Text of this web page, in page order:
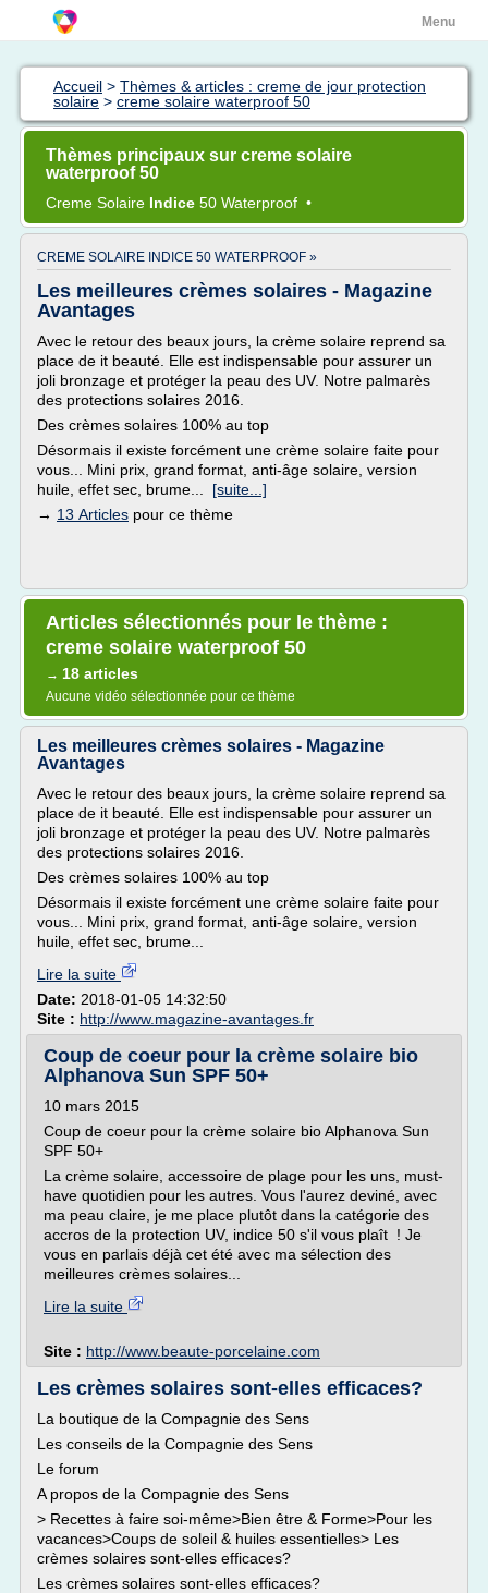
Menu
Accueil > Thèmes & articles : creme de jour protection
solaire > creme solaire waterproof 50
Thèmes principaux sur creme solaire
waterproof 50
Creme Solaire Indice 50 Waterproof •
CREME SOLAIRE INDICE 50 WATERPROOF »
Les meilleures crèmes solaires - Magazine
Avantages
Avec le retour des beaux jours, la crème solaire reprend sa
place de it beauté. Elle est indispensable pour assurer un
joli bronzage et protéger la peau des UV. Notre palmarès
des protections solaires 2016.
Des crèmes solaires 100% au top
Désormais il existe forcément une crème solaire faite pour
vous... Mini prix, grand format, anti-âge solaire, version
huile, effet sec, brume... [suite...]
→ 13 Articles pour ce thème
Articles sélectionnés pour le thème :
creme solaire waterproof 50
→ 18 articles
Aucune vidéo sélectionnée pour ce thème
Les meilleures crèmes solaires - Magazine
Avantages
Avec le retour des beaux jours, la crème solaire reprend sa
place de it beauté. Elle est indispensable pour assurer un
joli bronzage et protéger la peau des UV. Notre palmarès
des protections solaires 2016.
Des crèmes solaires 100% au top
Désormais il existe forcément une crème solaire faite pour
vous... Mini prix, grand format, anti-âge solaire, version
huile, effet sec, brume...
Lire la suite
Date: 2018-01-05 14:32:50
Site : http://www.magazine-avantages.fr
Coup de coeur pour la crème solaire bio
Alphanova Sun SPF 50+
10 mars 2015
Coup de coeur pour la crème solaire bio Alphanova Sun
SPF 50+
La crème solaire, accessoire de plage pour les uns, must-
have quotidien pour les autres. Vous l'aurez deviné, avec
ma peau claire, je me place plutôt dans la catégorie des
accros de la protection UV, indice 50 s'il vous plaît ! Je
vous en parlais déjà cet été avec ma sélection des
meilleures crèmes solaires...
Lire la suite
Site : http://www.beaute-porcelaine.com
Les crèmes solaires sont-elles efficaces?
La boutique de la Compagnie des Sens
Les conseils de la Compagnie des Sens
Le forum
A propos de la Compagnie des Sens
> Recettes à faire soi-même>Bien être & Forme>Pour les
vacances>Coups de soleil & huiles essentielles> Les
crèmes solaires sont-elles efficaces?
Les crèmes solaires sont-elles efficaces?